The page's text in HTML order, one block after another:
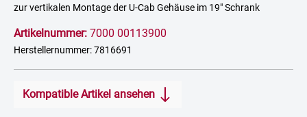
zur vertikalen Montage der U-Cab Gehäuse im 19" Schrank
Artikelnummer: 7000 00113900
Herstellernummer: 7816691
Kompatible Artikel ansehen